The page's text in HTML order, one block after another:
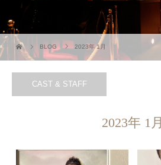
BLOG 2023年 1月
CAST & STAFF
2023年 1月